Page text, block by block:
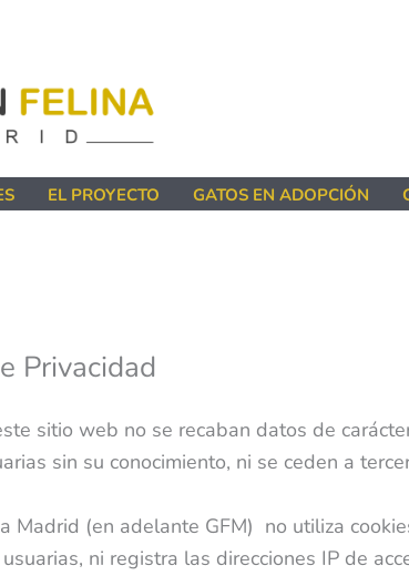
EL PROYECTO GATOS EN ADOPCIÓN
Privacidad
sitio web no se recaban datos de
sin su conocimiento, ni se ceden a
Madrid (en adelante GFM) no utiliza
ni registra las direcciones IP de